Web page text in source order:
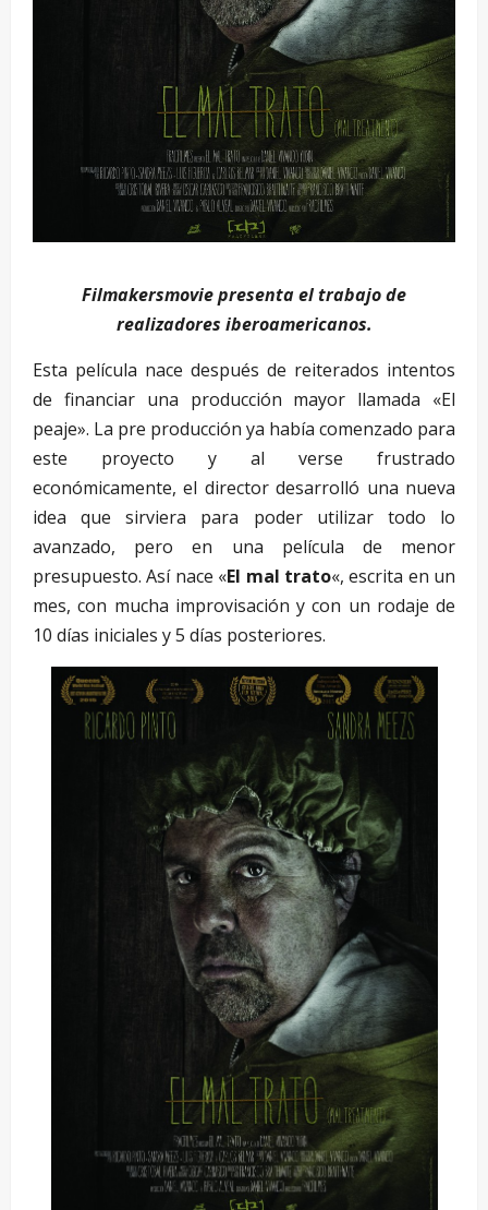
Filmakersmovie presenta el trabajo de
realizadores iberoamericanos.
Esta película nace después de reiterados intentos
de financiar una producción mayor llamada «El
peaje». La pre producción ya había comenzado para
este proyecto y al verse frustrado
económicamente, el director desarrolló una nueva
idea que sirviera para poder utilizar todo lo
avanzado, pero en una película de menor
presupuesto. Así nace «El mal trato«, escrita en un
mes, con mucha improvisación y con un rodaje de
10 días iniciales y 5 días posteriores.